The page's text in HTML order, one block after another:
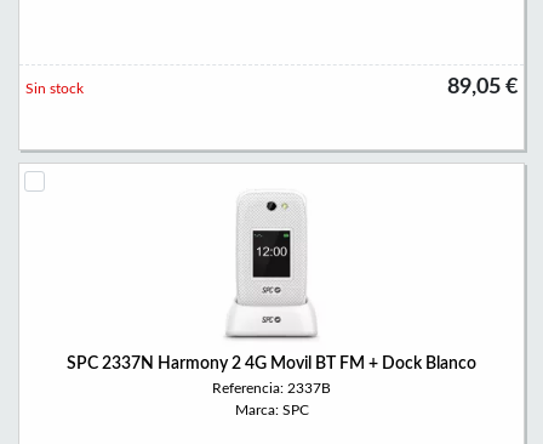
89,05 €
Sin stock
SPC 2337N Harmony 2 4G Movil BT FM + Dock Blanco
Referencia: 2337B
Marca: SPC